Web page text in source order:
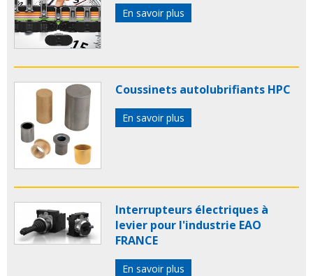
En savoir plus
Coussinets autolubrifiants HPC
En savoir plus
Interrupteurs électriques à
levier pour l'industrie EAO
FRANCE
En savoir plus